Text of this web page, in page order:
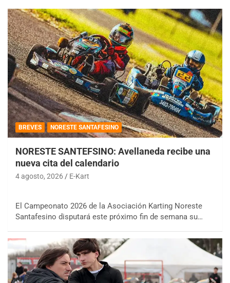
BREVES NORESTE SANTAFESINO
NORESTE SANTEFSINO: Avellaneda recibe una
nueva cita del calendario
4 agosto, 2026 E-Kart
El Campeonato 2026 de la Asociación Karting Noreste
Santafesino disputará este próximo fin de semana su…